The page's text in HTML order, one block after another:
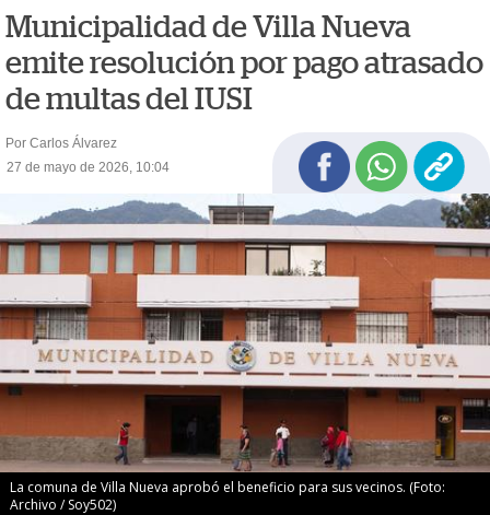
Municipalidad de Villa Nueva
emite resolución por pago atrasado
de multas del IUSI
Por Carlos Álvarez
27 de mayo de 2026, 10:04
La comuna de Villa Nueva aprobó el beneficio para sus vecinos. (Foto:
Archivo / Soy502)